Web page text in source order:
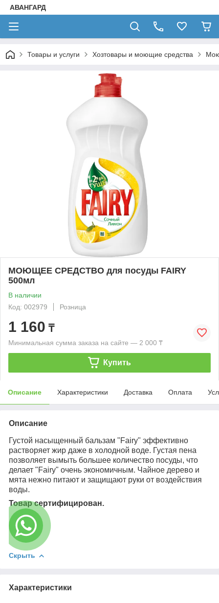
АВАНГАРД
Товары и услуги Хозтовары и моющие средства
МОЮЩЕЕ СРЕДСТВО для посуды FAIRY
500мл
В наличии
Код: 002979
Розница
1 160 ₸
Минимальная сумма заказа на сайте — 2 000 ₸
Купить
Описание Характеристики Доставка Оплата
Описание
Густой насыщенный бальзам "Fairy" эффективно
растворяет жир даже в холодной воде. Густая пена
позволяет вымыть большее количество посуды, что
делает "Fairy" очень экономичным. Чайное дерево и
мята нежно питают и защищают руки от воздействия
воды.
Товар сертифицирован.
Скрыть
Характеристики